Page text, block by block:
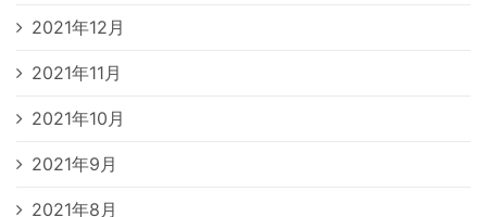
2021年12月
2021年11月
2021年10月
2021年9月
2021年8月